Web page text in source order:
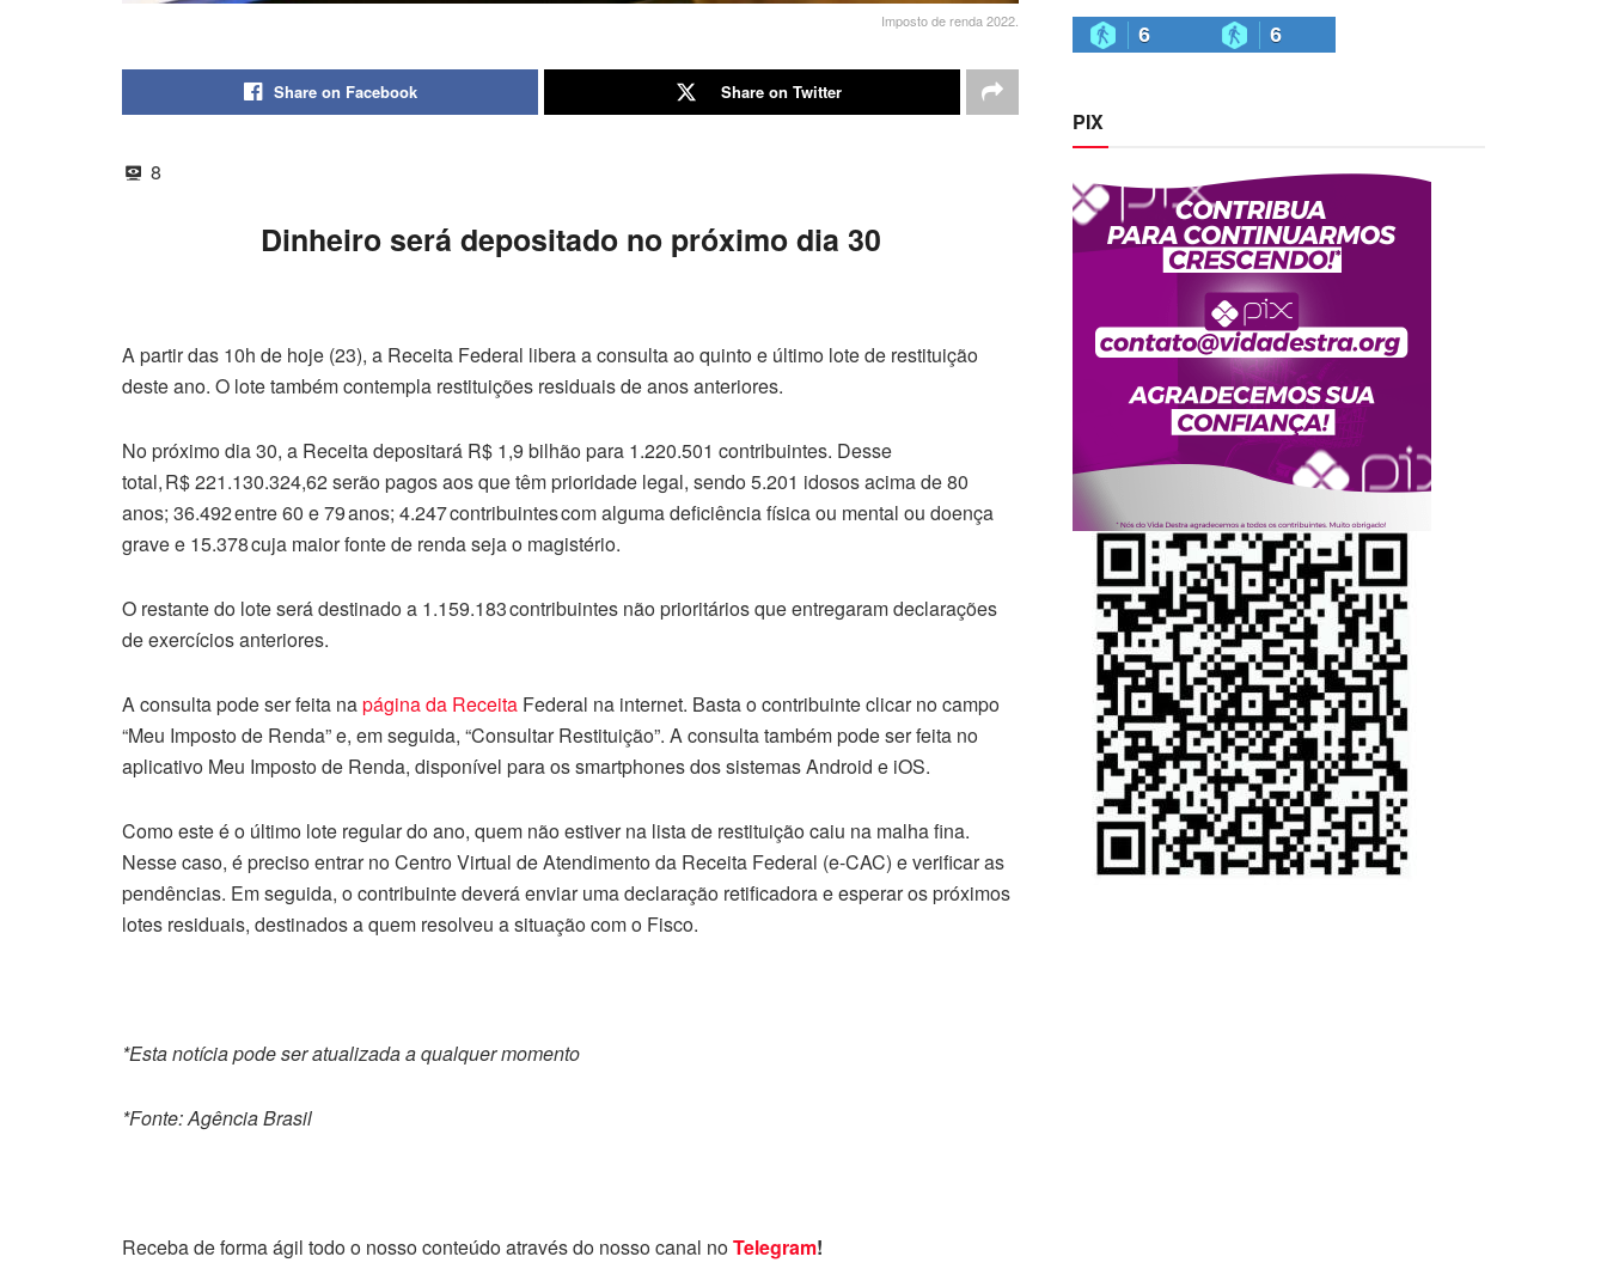
Imposto de renda 2022.
Share on Facebook Share on Twitter
8
Dinheiro será depositado no próximo dia 30
A partir das 10h de hoje (23), a Receita Federal libera a consulta ao quinto e último lote de restituição
deste ano. O lote também contempla restituições residuais de anos anteriores.
No próximo dia 30, a Receita depositará R$ 1,9 bilhão para 1.220.501 contribuintes. Desse
total, R$ 221.130.324,62 serão pagos aos que têm prioridade legal, sendo 5.201 idosos acima de 80
anos; 36.492 entre 60 e 79 anos; 4.247 contribuintes com alguma deficiência física ou mental ou doença
grave e 15.378 cuja maior fonte de renda seja o magistério.
O restante do lote será destinado a 1.159.183 contribuintes não prioritários que entregaram declarações
de exercícios anteriores.
A consulta pode ser feita napágina da Receita Federal na internet. Basta o contribuinte clicar no campo
“Meu Imposto de Renda” e, em seguida, “Consultar Restituição”. A consulta também pode ser feita no
aplicativo Meu Imposto de Renda, disponível para os smartphones dos sistemas Android e iOS.
Como este é o último lote regular do ano, quem não estiver na lista de restituição caiu na malha fina.
Nesse caso, é preciso entrar no Centro Virtual de Atendimento da Receita Federal (e-CAC) e verificar as
pendências. Em seguida, o contribuinte deverá enviar uma declaração retificadora e esperar os próximos
lotes residuais, destinados a quem resolveu a situação com o Fisco.
*Esta notícia pode ser atualizada a qualquer momento
*Fonte: Agência Brasil
Receba de forma ágil todo o nosso conteúdo através do nosso canal noTelegram!
6 6
PIX